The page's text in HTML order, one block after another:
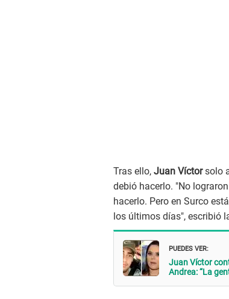
Tras ello, Juan Víctorsolo
debió hacerlo. "No
hacerlo. Pero en Surco
los últimos días", escribió
PUEDES VER:
Juan Víctor
Andrea: “La